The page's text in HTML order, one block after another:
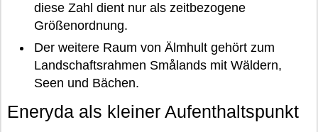
diese Zahl dient nur als zeitbezogene
Größenordnung.
Der weitere Raum von Älmhult gehört zum
Landschaftsrahmen Smålands mit Wäldern,
Seen und Bächen.
Eneryda als kleiner Aufenthaltspunkt